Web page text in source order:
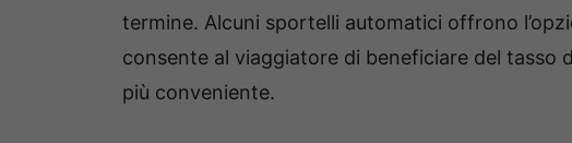
termine. Alcuni sportelli automatici offrono
consente al viaggiatore di beneficiare del tasso
più conveniente.